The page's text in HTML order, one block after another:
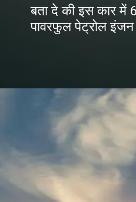
बता दे की इस कार में
पावरफुल पेट्रोल